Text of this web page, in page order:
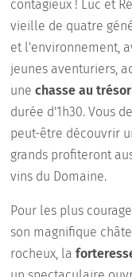
contagieux ! Luc et
vieille de quatre
et l'environnement,
jeunes aventuriers,
unechasse au trésor
durée d'1h30. Vous
peut-être découvrir
grands profiteront
vins du Domaine.
Pour les plus
son magnifique
rocheux, la